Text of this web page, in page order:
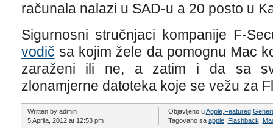
računala nalazi u SAD-u a 20 posto u
Sigurnosni stručnjaci kompanije F-
vodič sa kojim žele da pomognu Mac
zaraženi ili ne, a zatim i da sa
zlonamjerne datoteka koje se vežu za
Written by admin
5 Aprila, 2012 at 12:53 pm
Objavljeno uApple, Featured,
Tagovano sa apple, Flashback